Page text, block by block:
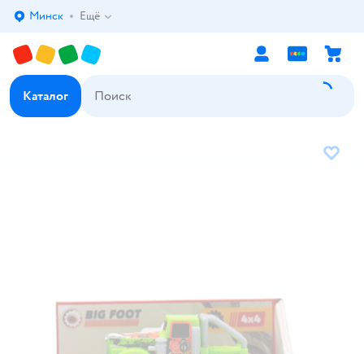
Выбор адреса доставки.
Минск Ещё
Каталог
В